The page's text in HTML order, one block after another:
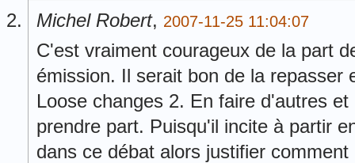
Michel Robert, 2007-11-25 11:04:07
C'est vraiment courageux de la part
émission. Il serait bon de la repasser
Loose changes 2. En faire d'autres
prendre part. Puisqu'il incite à partir
dans ce débat alors justifier